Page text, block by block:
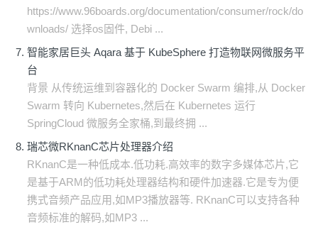
https://www.96boards.org/documentation/consumer/rock/do
wnloads/ 选择os固件, Debi ...
智能家居巨头 Aqara 基于 KubeSphere 打造物联网微服务平
台
背景 从传统运维到容器化的 Docker Swarm 编排,从 Docker
Swarm 转向 Kubernetes,然后在 Kubernetes 运行
SpringCloud 微服务全家桶,到最终拥 ...
瑞芯微RKnanC芯片处理器介绍
RKnanC是一种低成本.低功耗.高效率的数字多媒体芯片,它
是基于ARM的低功耗处理器结构和硬件加速器.它是专为便
携式音频产品应用,如MP3播放器等. RKnanC可以支持各种
音频标准的解码,如MP3 ...